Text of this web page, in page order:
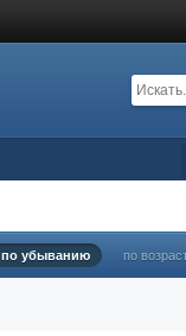
по убыванию по